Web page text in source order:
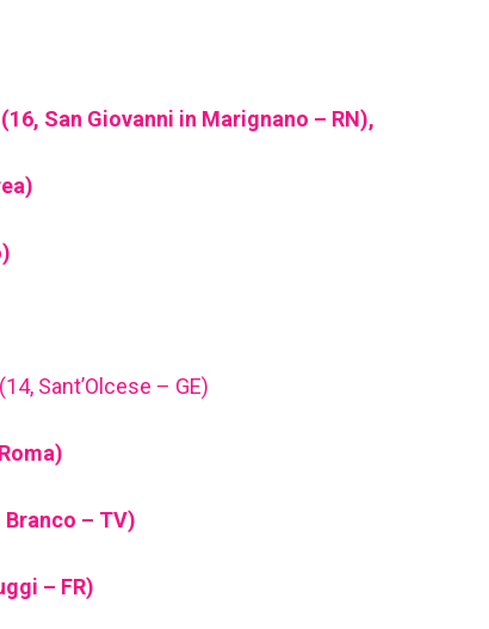
(16, San Giovanni in Marignano – RN),
Sant’Olcese – GE)
Branco – TV)
– FR)